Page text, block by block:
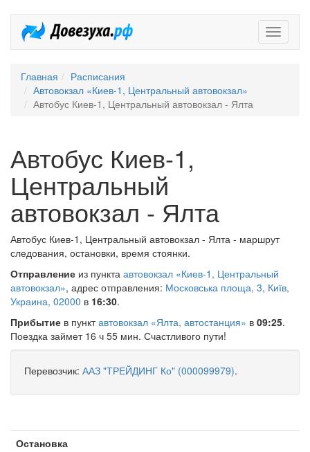
Главная
Расписания
Автовокзал «Киев-1, Центральный автовокзал»
Автобус Киев-1, Центральный автовокзал - Ялта
Автобус Киев-1,
Центральный
автовокзал - Ялта
Автобус Киев-1, Центральный автовокзал - Ялта - маршрут
следования, остановки, время стоянки.
Отправление из пункта автовокзал «Киев-1, Центральный
автовокзал», адрес отправления: Московська площа, 3, Київ,
Украина, 02000 в 16:30.
Прибытие в пунктавтовокзал «Ялта, автостанция» в 09:25.
Поездка займет 16 ч 55 мин. Счастливого пути!
Перевозчик: ААЗ "ТРЕЙДИНГ Ко" (000099979).
Остановка